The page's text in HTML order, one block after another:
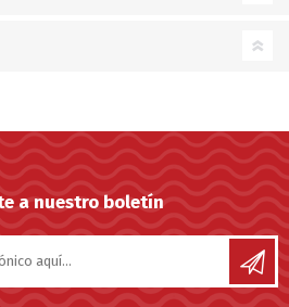
a nuestro boletín